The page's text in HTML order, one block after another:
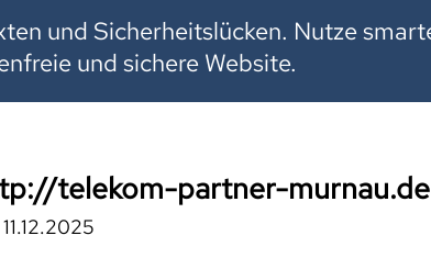
und Sicherheitslücken. Nutze
und sichere Website.
telekom-partner-murnau.de